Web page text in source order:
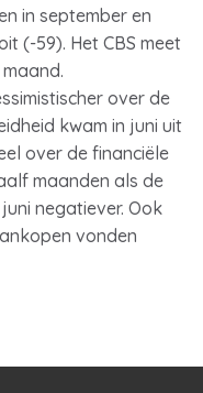
in september en
(-59). Het CBS meet
over de
kwam in juni uit
over de financiële
maanden als de
negatiever. Ook
vonden